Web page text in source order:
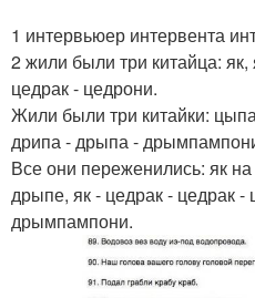
1 интервьюер интервента
2 жили были три китайца: як,
цедрак - цедрони.
Жили были три китайки:
дрипа - дрыпа -
Все они переженились: як
дрыпе, як - цедрак - цедрак
дрымпампони.